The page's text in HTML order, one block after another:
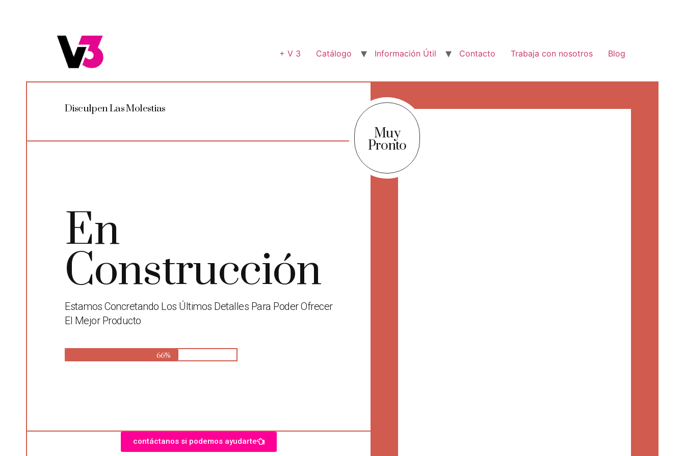
+ V 3 Catálogo Información Útil Contacto Trabaja con nosotros Blog
Disculpen Las Molestias
Muy
Pronto
En
Construcción
Estamos Concretando Los Últimos Detalles Para Poder Ofrecer
El Mejor Producto
66%
contáctanos si podemos ayudarte